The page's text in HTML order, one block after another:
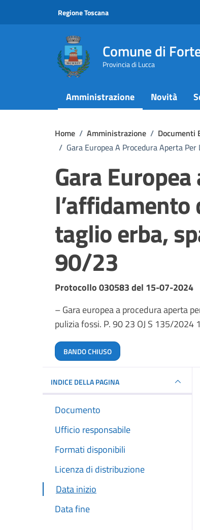
Regione Toscana
Comune di
Provincia di Lucca
Amministrazione Novità
Home / Amministrazione / Documenti
/ Gara Europea A Procedura Aperta
Gara
taglio erba,
90/23
Dettagli del
Protocollo 030583 del 15-07-2024
– Gara europea a procedura aperta
pulizia fossi. P. 90 23 OJ S 135/
BANDO CHIUSO
INDICE DELLA PAGINA
Documento
Ufficio responsabile
Formati disponibili
Licenza di distribuzione
Data inizio
Data fine